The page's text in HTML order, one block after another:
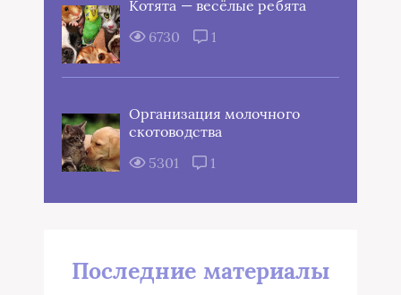
Котята — весёлые ребята
6730
1
Организация молочного
скотоводства
5301
1
Последние материалы